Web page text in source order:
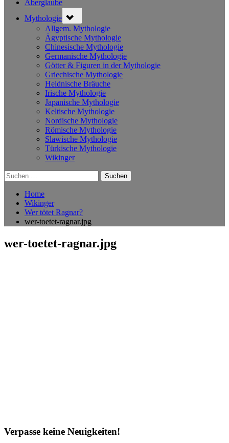
Aberglaube
Mythologie sub-
menu
Allgem. Mythologie
Ägyptische Mythologie
Chinesische Mythologie
Germanische Mythologie
Götter & Figuren in der Mythologie
Griechische Mythologie
Heidnische Bräuche
Irische Mythologie
Japanische Mythologie
Keltische Mythologie
Nordische Mythologie
Römische Mythologie
Slawische Mythologie
Türkische Mythologie
Wikinger
Suchen
nach:
Home
Wikinger
Wer tötet Ragnar?
wer-toetet-ragnar.jpg
wer-toetet-ragnar.jpg
Verpasse keine Neuigkeiten!